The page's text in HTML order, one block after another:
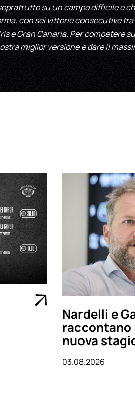
su un campo difficile e
con sei vittorie consecutive
e Gran Canaria. Per competere
miglior versione e dare il
Nardelli e
raccontano
nuova
03.08.2026